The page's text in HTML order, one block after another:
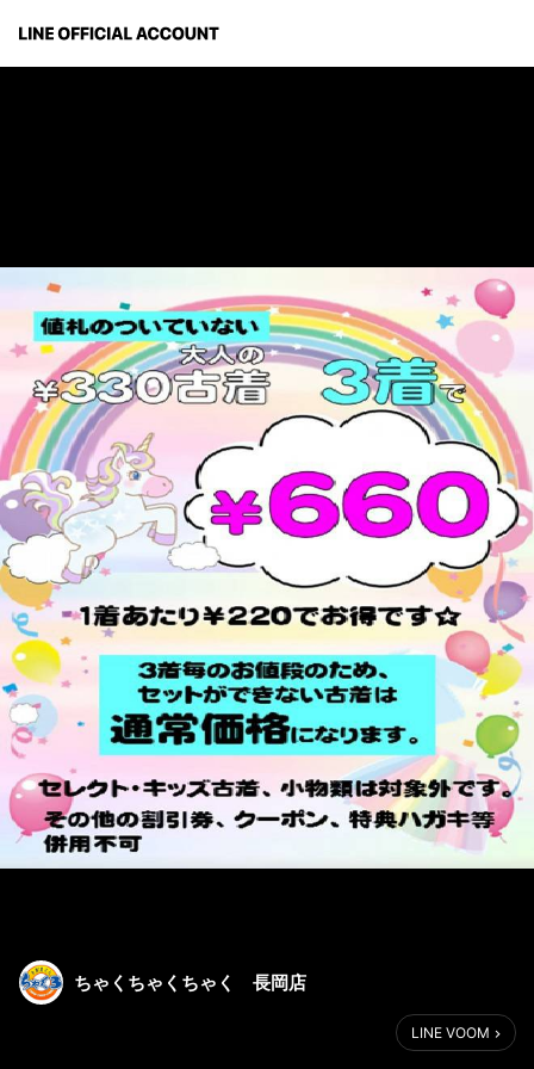
ちゃくちゃくちゃく 長岡店
LINE VOOM